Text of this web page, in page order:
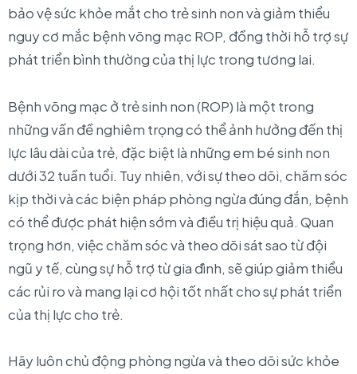
bảo vệ sức khỏe mắt cho trẻ sinh non và giảm thiểu
nguy cơ mắc bệnh võng mạc ROP, đồng thời hỗ trợ sự
phát triển bình thường của thị lực trong tương lai.
Bệnh võng mạc ở trẻ sinh non (ROP) là một trong
những vấn đề nghiêm trọng có thể ảnh hưởng đến thị
lực lâu dài của trẻ, đặc biệt là những em bé sinh non
dưới 32 tuần tuổi. Tuy nhiên, với sự theo dõi, chăm sóc
kịp thời và các biện pháp phòng ngừa đúng đắn, bệnh
có thể được phát hiện sớm và điều trị hiệu quả. Quan
trọng hơn, việc chăm sóc và theo dõi sát sao từ đội
ngũ y tế, cùng sự hỗ trợ từ gia đình, sẽ giúp giảm thiểu
các rủi ro và mang lại cơ hội tốt nhất cho sự phát triển
của thị lực cho trẻ.
Hãy luôn chủ động phòng ngừa và theo dõi sức khỏe